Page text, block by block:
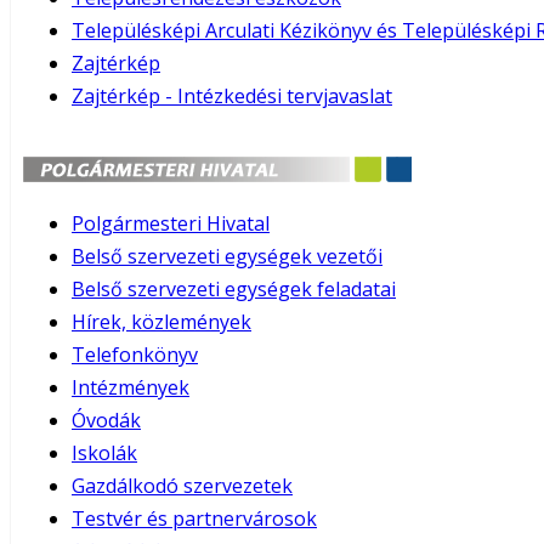
Településképi Arculati Kézikönyv és Településképi
Zajtérkép
Zajtérkép - Intézkedési tervjavaslat
Polgármesteri Hivatal
Belső szervezeti egységek vezetői
Belső szervezeti egységek feladatai
Hírek, közlemények
Telefonkönyv
Intézmények
Óvodák
Iskolák
Gazdálkodó szervezetek
Testvér és partnervárosok